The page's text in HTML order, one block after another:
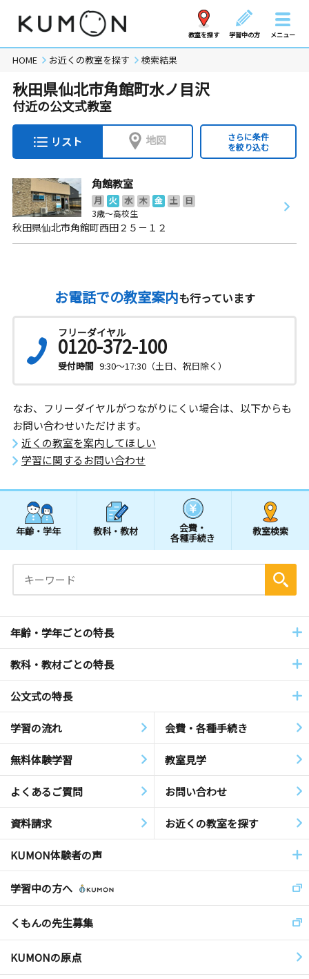
教室を探す 学習中の方 メニュー
HOME お近くの教室を探す 検索結果
秋田県仙北市角館町水ノ目沢
付近の公文式教室
リスト 地図
さらに条件
を絞り込む
角館教室
月 火 水 木 金 土
日
3歳～高校生
秋田県仙北市角館町西田２５－１２
お電話での教室案内も行っています
フリーダイヤル
0120-372-100
受付時間 9:30～17:30（土日、祝日除く）
なお、フリーダイヤルがつながりにくい場合は、以下からも
お問い合わせいただけます。
近くの教室を案内してほしい
学習に関するお問い合わせ
年齢・学年 教科・教材 会費・
各種手続き
教室検索
年齢・学年ごとの特長
教科・教材ごとの特長
公文式の特長
学習の流れ 会費・各種手続き
無料体験学習 教室見学
よくあるご質問 お問い合わせ
資料請求 お近くの教室を探す
KUMON体験者の声
学習中の方へ
くもんの先生募集
KUMONの原点